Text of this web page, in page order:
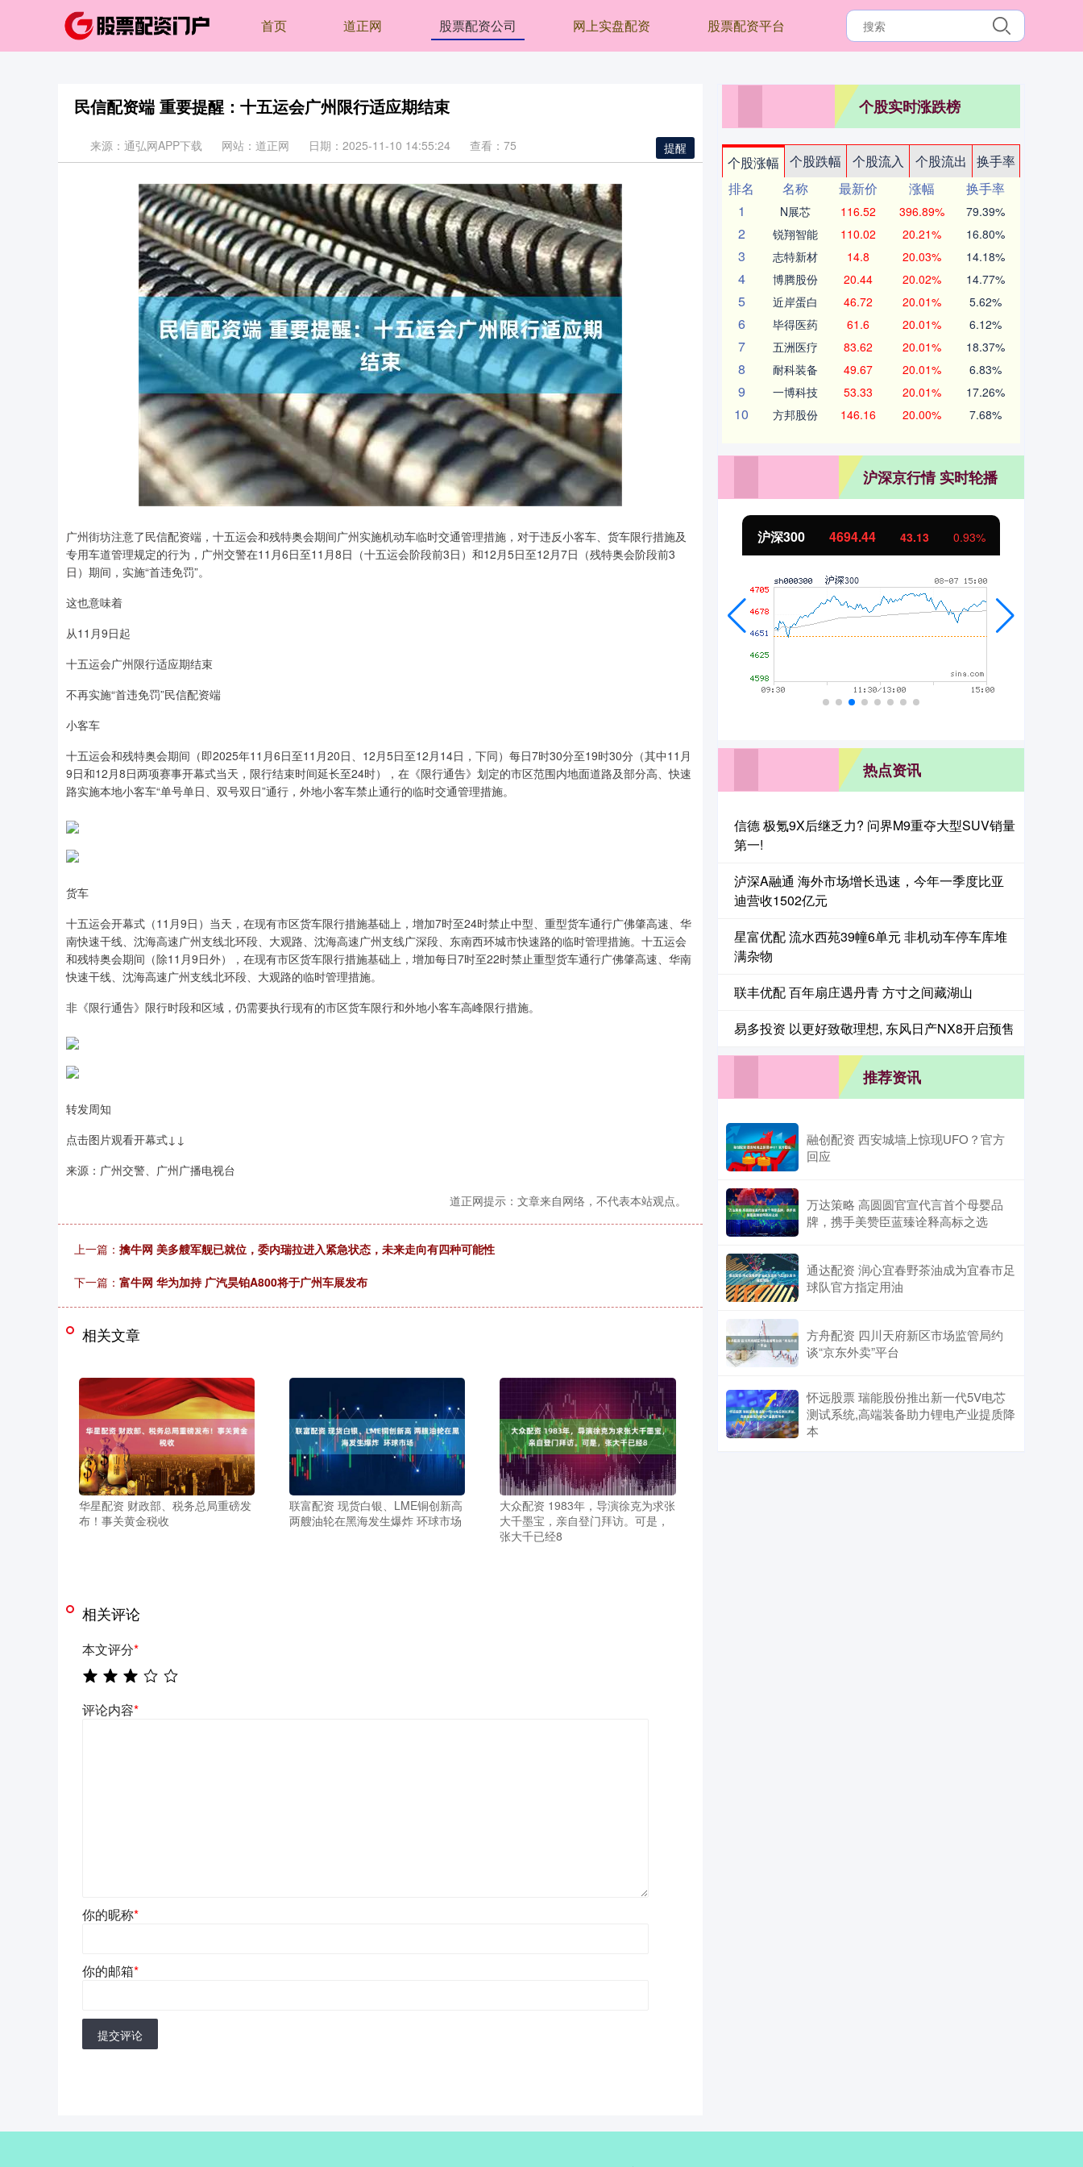
首页 道正网 股票配资公司 网上实盘配资 股票配资平台
民信配资端 重要提醒：十五运会广州限行适应期结束
提醒
来源：通弘网APP下载 网站：道正网 日期：2025-11-10 14:55:24 查看：75
广州街坊注意了民信配资端，十五运会和残特奥会期间广州实施机动车临时交通管理措施，对于违反小客车、货车限行措施及
专用车道管理规定的行为，广州交警在11月6日至11月8日（十五运会阶段前3日）和12月5日至12月7日（残特奥会阶段前3
日）期间，实施“首违免罚”。
这也意味着
从11月9日起
十五运会广州限行适应期结束
不再实施“首违免罚”民信配资端
小客车
十五运会和残特奥会期间（即2025年11月6日至11月20日、12月5日至12月14日，下同）每日7时30分至19时30分（其中11月
9日和12月8日两项赛事开幕式当天，限行结束时间延长至24时），在《限行通告》划定的市区范围内地面道路及部分高、快速
路实施本地小客车“单号单日、双号双日”通行，外地小客车禁止通行的临时交通管理措施。
货车
十五运会开幕式（11月9日）当天，在现有市区货车限行措施基础上，增加7时至24时禁止中型、重型货车通行广佛肇高速、华
南快速干线、沈海高速广州支线北环段、大观路、沈海高速广州支线广深段、东南西环城市快速路的临时管理措施。十五运会
和残特奥会期间（除11月9日外），在现有市区货车限行措施基础上，增加每日7时至22时禁止重型货车通行广佛肇高速、华南
快速干线、沈海高速广州支线北环段、大观路的临时管理措施。
非《限行通告》限行时段和区域，仍需要执行现有的市区货车限行和外地小客车高峰限行措施。
转发周知
点击图片观看开幕式↓↓
来源：广州交警、广州广播电视台
道正网提示：文章来自网络，不代表本站观点。
上一篇： 擒牛网 美多艘军舰已就位，委内瑞拉进入紧急状态，未来走向有四种可能性
下一篇： 富牛网 华为加持 广汽昊铂A800将于广州车展发布
相关文章
华星配资 财政部、税务总局重磅发
布！事关黄金税收
联富配资 现货白银、LME铜创新高
两艘油轮在黑海发生爆炸 环球市场
大众配资 1983年，导演徐克为求张
大千墨宝，亲自登门拜访。可是，
张大千已经8
相关评论
本文评分*
评论内容*
你的昵称*
你的邮箱*
提交评论
个股实时涨跌榜
个股涨幅 个股跌幅 个股流入 个股流出
换手率
排名
名称 最新价 涨幅
换手率
1
N展芯 116.52 396.89% 79.39%
2 锐翔智能 110.02 20.21% 16.80%
3 志特新材 14.8 20.03% 14.18%
4 博腾股份 20.44 20.02% 14.77%
5 近岸蛋白 46.72 20.01% 5.62%
6 毕得医药 61.6 20.01% 6.12%
7 五洲医疗 83.62 20.01% 18.37%
8 耐科装备 49.67 20.01% 6.83%
9 一博科技 53.33 20.01% 17.26%
10 方邦股份 146.16 20.00% 7.68%
沪深京行情 实时轮播
2.13% 上证指数 3940.04 39.68 1.02% 深证成指 14311.01 200.89 1.42% 沪深300 4694.44 43.13 0.93%
热点资讯
信德 极氪9X后继乏力? 问界M9重夺大型SUV销量
第一!
泸深A融通 海外市场增长迅速，今年一季度比亚
迪营收1502亿元
星富优配 流水西苑39幢6单元 非机动车停车库堆
满杂物
联丰优配 百年扇庄遇丹青 方寸之间藏湖山
易多投资 以更好致敬理想, 东风日产NX8开启预售
推荐资讯
融创配资 西安城墙上惊现UFO？官方
回应
万达策略 高圆圆官宣代言首个母婴品
牌，携手美赞臣蓝臻诠释高标之选
通达配资 润心宜春野茶油成为宜春市足
球队官方指定用油
方舟配资 四川天府新区市场监管局约
谈“京东外卖”平台
怀远股票 瑞能股份推出新一代5V电芯
测试系统,高端装备助力锂电产业提质降
本